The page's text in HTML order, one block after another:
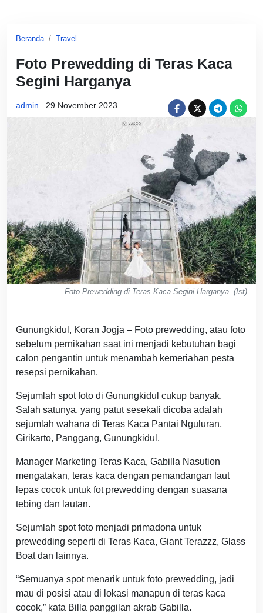
Beranda Travel
Foto Prewedding di Teras Kaca
Segini Harganya
admin 29 November 2023
Foto Prewedding di Teras Kaca Segini Harganya. (Ist)
Gunungkidul, Koran Jogja – Foto prewedding, atau foto
sebelum pernikahan saat ini menjadi kebutuhan bagi
calon pengantin untuk menambah kemeriahan pesta
resepsi pernikahan.
Sejumlah spot foto di Gunungkidul cukup banyak.
Salah satunya, yang patut sesekali dicoba adalah
sejumlah wahana di Teras Kaca Pantai Nguluran,
Girikarto, Panggang, Gunungkidul.
Manager Marketing Teras Kaca, Gabilla Nasution
mengatakan, teras kaca dengan pemandangan laut
lepas cocok untuk fot prewedding dengan suasana
tebing dan lautan.
Sejumlah spot foto menjadi primadona untuk
prewedding seperti di Teras Kaca, Giant Terazzz, Glass
Boat dan lainnya.
“Semuanya spot menarik untuk foto prewedding, jadi
mau di posisi atau di lokasi manapun di teras kaca
cocok,” kata Billa panggilan akrab Gabilla.